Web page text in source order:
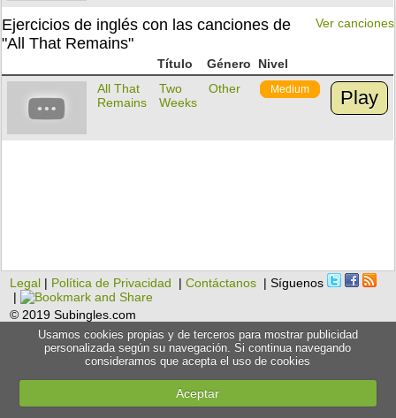
Ver canciones
Ejercicios de inglés con las canciones de
"All That Remains"
Título Género
Nivel
All That
Remains
Two
Weeks
Other Medium Play
Legal | Política de Privacidad |Contáctanos | Síguenos
|
© 2019 Subingles.com
Usamos cookies propias y de terceros para mostrar publicidad
personalizada según su navegación. Si continua navegando
consideramos que acepta el uso de cookies
Aceptar